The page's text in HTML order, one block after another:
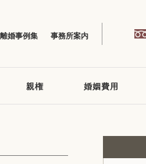
離婚事例集 事務所案内
親権 婚姻費用